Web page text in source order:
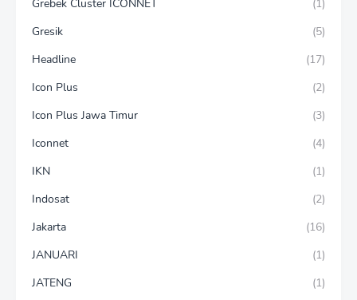
Grebek Cluster ICONNET
(1)
Gresik
(5)
Headline
(17)
Icon Plus
(2)
Icon Plus Jawa Timur
(3)
Iconnet
(4)
IKN
(1)
Indosat
(2)
Jakarta
(16)
JANUARI
(1)
JATENG
(1)